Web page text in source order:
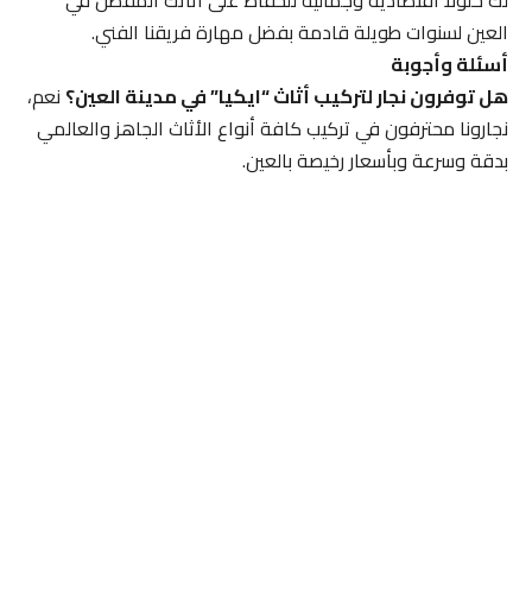
العين لسنوات طويلة قادمة بفضل مهارة فريقنا الفني.
أسئلة وأجوبة
هل توفرون نجار لتركيب أثاث “ايكيا” في مدينة العين؟نعم،
نجارونا محترفون في تركيب كافة أنواع الأثاث الجاهز والعالمي
بدقة وسرعة وبأسعار رخيصة بالعين.